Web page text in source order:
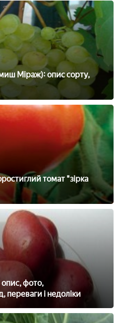
Міраж): опис сорту,
томат "зірка
опис, фото,
переваги і недоліки